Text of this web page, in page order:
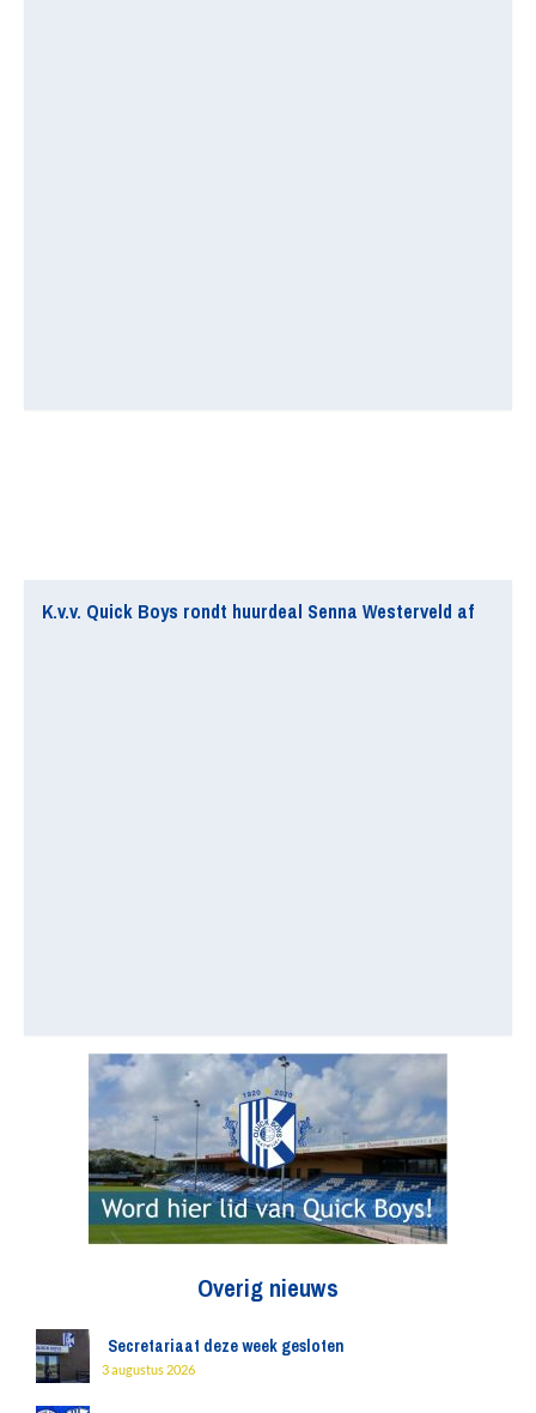
K.v.v. Quick Boys rondt huurdeal Senna Westerveld af
Overig nieuws
Secretariaat deze week gesloten
3 augustus 2026